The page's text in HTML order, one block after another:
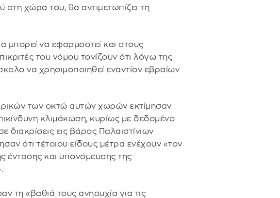
χώρα του, θα αντιμετωπίζει τη
μπορεί να εφαρμοστεί και στους
του νόμου τονίζουν ότι λόγω της
να χρησιμοποιηθεί εναντίον εβραίων
των οκτώ αυτών χωρών εκτίμησαν
κλιμάκωση, κυρίως με δεδομένο
διακρίσεις εις βάρος Παλαιστίνιων
ότι τέτοιου είδους μέτρα ενέχουν «τον
έντασης και υπονόμευσης της
τη «βαθιά τους ανησυχία για τις